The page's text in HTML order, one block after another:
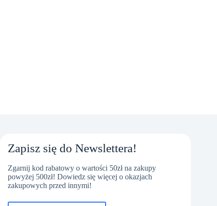
Zapisz się do Newslettera!
Zgarnij kod rabatowy o wartości 50zł na zakupy
powyżej 500zł! Dowiedz się więcej o okazjach
zakupowych przed innymi!